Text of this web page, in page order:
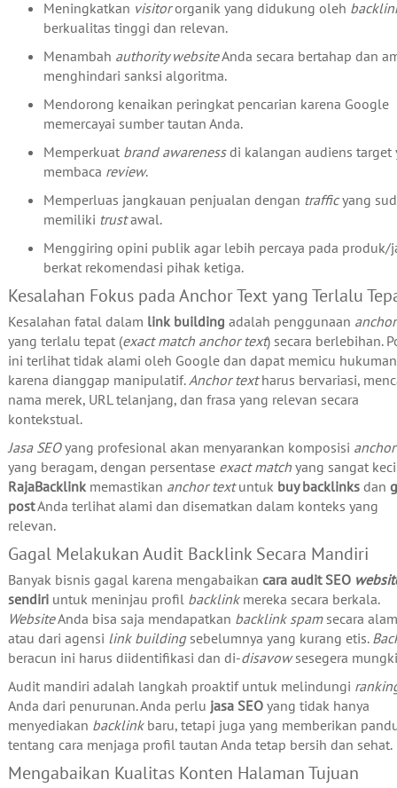
Meningkatkan visitororganik yang didukung oleh
berkualitas tinggi dan relevan.
Menambah authority websiteAnda secara bertahap dan
menghindari sanksi algoritma.
Mendorong kenaikan peringkat pencarian karena Google
memercayai sumber tautan Anda.
Memperkuat brand awarenessdi kalangan audiens target
membaca review.
Memperluas jangkauan penjualan dengan trafficyang
memiliki trustawal.
Menggiring opini publik agar lebih percaya pada produk/
berkat rekomendasi pihak ketiga.
Kesalahan Fokus pada Anchor Text yang Terlalu
Kesalahan fatal dalam link building adalah penggunaan
yang terlalu tepat (exact match anchor text) secara berlebihan.
ini terlihat tidak alami oleh Google dan dapat memicu hukuman
karena dianggap manipulatif. Anchor textharus bervariasi,
nama merek, URL telanjang, dan frasa yang relevan secara
kontekstual.
Jasa SEOyang profesional akan menyarankan komposisi
yang beragam, dengan persentase exact matchyang sangat
RajaBacklinkmemastikan anchor textuntuk buy backlinksdan
postAnda terlihat alami dan disematkan dalam konteks yang
relevan.
Gagal Melakukan Audit Backlink Secara Mandiri
Banyak bisnis gagal karena mengabaikan cara audit SEO
sendiriuntuk meninjau profil backlinkmereka secara berkala.
WebsiteAnda bisa saja mendapatkan backlink spamsecara
atau dari agensi link buildingsebelumnya yang kurang etis.
beracun ini harus diidentifikasi dan di-disavowsesegera
Audit mandiri adalah langkah proaktif untuk melindungi
Anda dari penurunan. Anda perlu jasa SEOyang tidak hanya
menyediakan backlinkbaru, tetapi juga yang memberikan
tentang cara menjaga profil tautan Anda tetap bersih dan sehat.
Mengabaikan Kualitas Konten Halaman Tujuan